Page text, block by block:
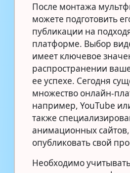
После монтажа
можете подготовить
публикации на
платформе. Выбор
имеет ключевое
распространении
ее успехе. Сегодня
множество онлайн-
например, YouTube
также
анимационных
опубликовать свой
Необходимо